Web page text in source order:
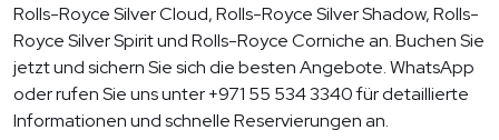
Rolls-Royce Silver Cloud, Rolls-Royce Silver Shadow, Rolls-
Royce Silver Spirit und Rolls-Royce Corniche an. Buchen Sie
jetzt und sichern Sie sich die besten Angebote. WhatsApp
oder rufen Sie uns unter +971 55 534 3340 für detaillierte
Informationen und schnelle Reservierungen an.